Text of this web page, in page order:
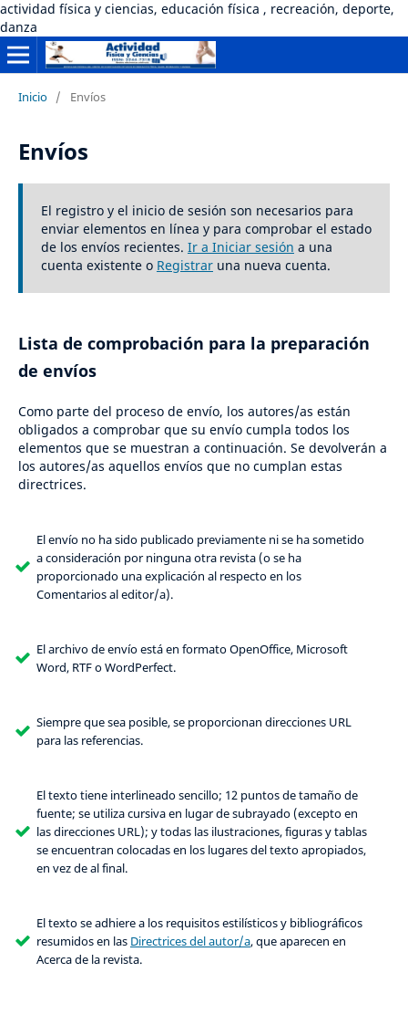
actividad física y ciencias, educación física , recreación, deporte,
danza
Inicio / Envíos
Envíos
El registro y el inicio de sesión son necesarios para
enviar elementos en línea y para comprobar el estado
de los envíos recientes. Ir a Iniciar sesión a una
cuenta existente o Registraruna nueva cuenta.
Lista de comprobación para la preparación
de envíos
Como parte del proceso de envío, los autores/as están
obligados a comprobar que su envío cumpla todos los
elementos que se muestran a continuación. Se devolverán a
los autores/as aquellos envíos que no cumplan estas
directrices.
El envío no ha sido publicado previamente ni se ha sometido
a consideración por ninguna otra revista (o se ha
proporcionado una explicación al respecto en los
Comentarios al editor/a).
El archivo de envío está en formato OpenOffice, Microsoft
Word, RTF o WordPerfect.
Siempre que sea posible, se proporcionan direcciones URL
para las referencias.
El texto tiene interlineado sencillo; 12 puntos de tamaño de
fuente; se utiliza cursiva en lugar de subrayado (excepto en
las direcciones URL); y todas las ilustraciones, figuras y tablas
se encuentran colocadas en los lugares del texto apropiados,
en vez de al final.
El texto se adhiere a los requisitos estilísticos y bibliográficos
resumidos en las Directrices del autor/a, que aparecen en
Acerca de la revista.